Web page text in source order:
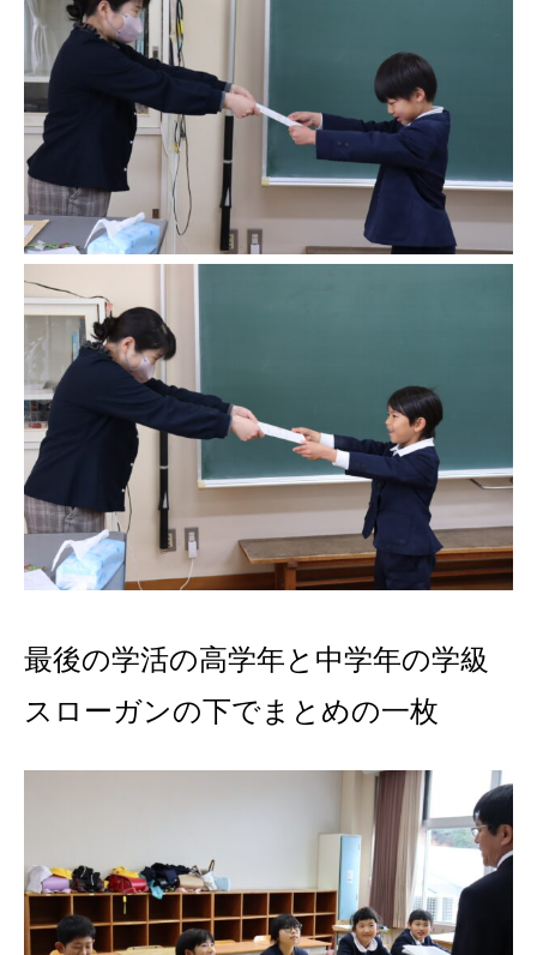
最後の学活の高学年と中学年の学級
スローガンの下でまとめの一枚